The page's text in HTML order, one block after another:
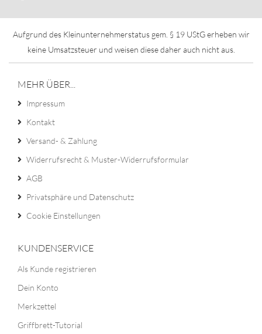
Aufgrund des Kleinunternehmerstatus gem. § 19 UStG erheben wir
keine Umsatzsteuer und weisen diese daher auch nicht aus.
MEHR ÜBER...
Impressum
Kontakt
Versand- & Zahlung
Widerrufsrecht & Muster-Widerrufsformular
AGB
Privatsphäre und Datenschutz
Cookie Einstellungen
KUNDENSERVICE
Als Kunde registrieren
Dein Konto
Merkzettel
Griffbrett-Tutorial